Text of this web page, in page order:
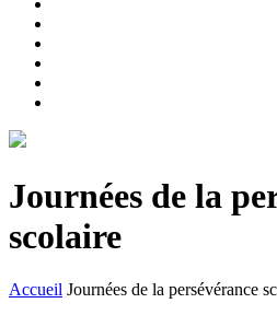
Journées de la
scolaire
Accueil Journées de la persévérance